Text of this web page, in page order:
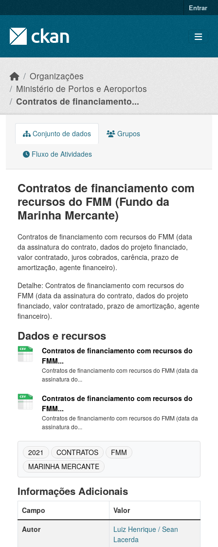
Entrar
Organizações
Ministério de Portos e Aeroportos
Contratos de financiamento...
Conjunto de dados Grupos
Fluxo de Atividades
Contratos de financiamento com
recursos do FMM (Fundo da
Marinha Mercante)
Contratos de financiamento com recursos do FMM (data
da assinatura do contrato, dados do projeto financiado,
valor contratado, juros cobrados, carência, prazo de
amortização, agente financeiro).
Detalhe: Contratos de financiamento com recursos do
FMM (data da assinatura do contrato, dados do projeto
financiado, valor contratado, prazo de amortização, agente
financeiro).
Dados e recursos
Contratos de financiamento com recursos do
FMM...
Contratos de financiamento com recursos do FMM (data da
assinatura do...
Contratos de financiamento com recursos do
FMM...
Contratos de financiamento com recursos do FMM (data da
assinatura do...
2021 CONTRATOS
FMM
MARINHA MERCANTE
Informações Adicionais
Campo
Valor
Autor
Luiz Henrique / Sean
Lacerda